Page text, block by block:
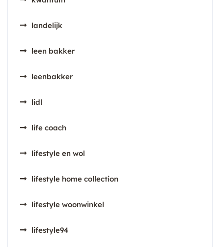
landelijk
leen bakker
leenbakker
lidl
life coach
lifestyle en wol
lifestyle home collection
lifestyle woonwinkel
lifestyle94